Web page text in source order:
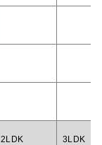
2LDK 3LDK